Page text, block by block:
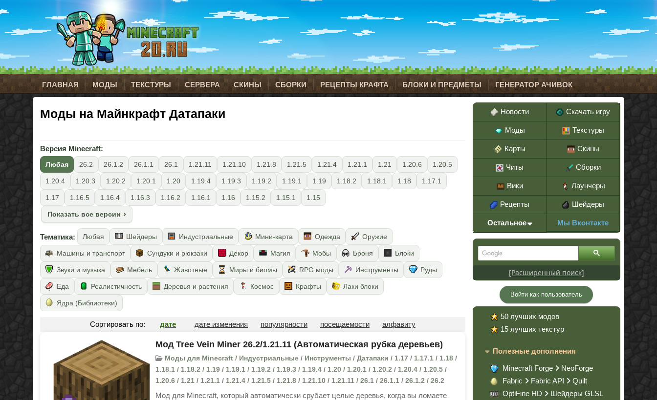
ГЛАВНАЯ МОДЫ ТЕКСТУРЫ СЕРВЕРА СКИНЫ СБОРКИ РЕЦЕПТЫ КРАФТА БЛОКИ И ПРЕДМЕТЫ ГЕНЕРАТОР АЧИВОК
Моды на Майнкрафт Датапаки
Версия Minecraft:
Любая 26.2 26.1.2 26.1.1 26.1 1.21.11 1.21.10 1.21.8 1.21.5 1.21.4 1.21.1 1.21 1.20.6 1.20.5
1.20.4 1.20.3 1.20.2 1.20.1 1.20 1.19.4 1.19.3 1.19.2 1.19.1 1.19 1.18.2 1.18.1 1.18 1.17.1
1.17 1.16.5 1.16.4 1.16.3 1.16.2 1.16.1 1.16 1.15.2 1.15.1 1.15
Показать все версии
Тематика: Любая Шейдеры Индустриальные Мини-карта Одежда Оружие
Машины и транспорт Сундуки и рюкзаки Декор Магия Мобы Броня Блоки
Звуки и музыка Мебель Животные Миры и биомы RPG моды Инструменты Руды
Еда Реалистичность Деревья и растения Космос Крафты Лаки блоки
Ядра (Библиотеки)
Сортировать по: дате дате изменения популярности посещаемости алфавиту
Мод Tree Vein Miner 26.2/1.21.11 (Автоматическая рубка деревьев)
Моды для Minecraft / Индустриальные / Инструменты / Датапаки / 1.17 / 1.17.1 / 1.18 /
1.18.1 / 1.18.2 / 1.19 / 1.19.1 / 1.19.2 / 1.19.3 / 1.19.4 / 1.20 / 1.20.1 / 1.20.2 / 1.20.4 / 1.20.5 /
1.20.6 / 1.21 / 1.21.1 / 1.21.4 / 1.21.5 / 1.21.8 / 1.21.10 / 1.21.11 / 26.1 / 26.1.1 / 26.1.2 / 26.2
Мод для Minecraft, который автоматически срубает целые деревья, когда вы ломаете
Новости Скачать игру
Моды Текстуры
Карты Скины
Читы Сборки
Вики Лаунчеры
Рецепты Шейдеры
Остальное Мы Вконтакте
[Расширенный поиск]
Войти как пользователь
50 лучших модов
15 лучших текстур
Полезные дополнения
Minecraft Forge
NeoForge
Fabric
Fabric API
Quilt
OptiFine HD
Шейдеры GLSL